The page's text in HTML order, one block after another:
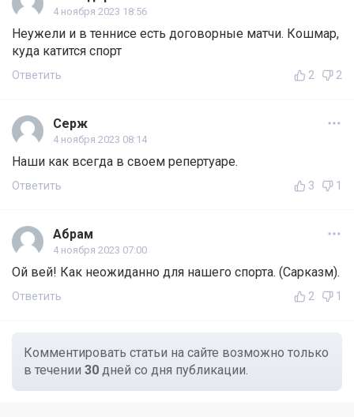
4 ноября 2023 18:56
Неужели и в теннисе есть договорные матчи. Кошмар,
куда катится спорт
Ответить 2 2
Серж
4 ноября 2023 08:14
Наши как всегда в своем репертуаре.
Ответить 3 1
Абрам
4 ноября 2023 07:00
Ой вей! Как неожиданно для нашего спорта. (Сарказм).
Ответить 2 1
Комментировать статьи на сайте возможно только
в течении 30 дней со дня публикации.